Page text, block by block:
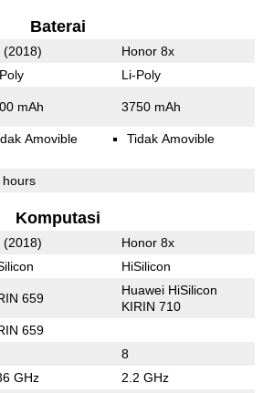
Baterai
(2018) Honor 8x
Li-Poly
mAh 3750 mAh
Amovible Tidak Amovible
hours
Komputasi
(2018) Honor 8x
HiSilicon
659
Huawei HiSilicon
KIRIN 710
659
8
GHz 2.2 GHz